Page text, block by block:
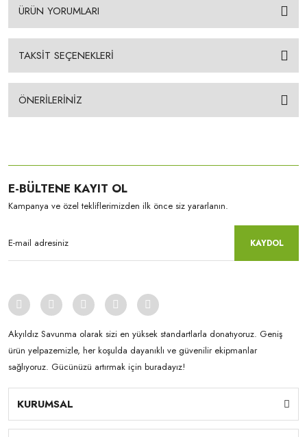
ÜRÜN YORUMLARI
TAKSİT SEÇENEKLERİ
ÖNERİLERİNİZ
E-BÜLTENE KAYIT OL
Kampanya ve özel tekliflerimizden ilk önce siz yararlanın.
KAYDOL
Akyıldız Savunma olarak sizi en yüksek standartlarla donatıyoruz. Geniş
ürün yelpazemizle, her koşulda dayanıklı ve güvenilir ekipmanlar
sağlıyoruz. Gücünüzü artırmak için buradayız!
KURUMSAL